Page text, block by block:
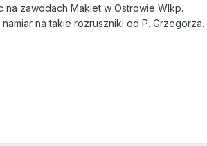
na zawodach Makiet w Ostrowie Wlkp.
na takie rozruszniki od P. Grzegorza.